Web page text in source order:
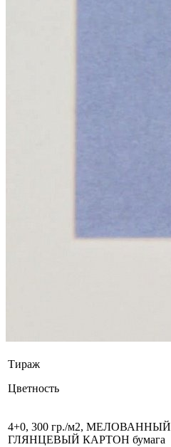
Тираж
Цветность
4+0, 300 гр./м2, МЕЛОВАННЫЙ
ГЛЯНЦЕВЫЙ КАРТОН бумага